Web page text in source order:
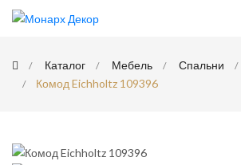
Каталог Мебель Спальни
Комод Eichholtz 109396